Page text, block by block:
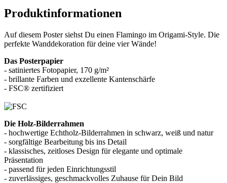
Produktinformationen
Auf diesem Poster siehst Du einen Flamingo im Origami-Style. Die
perfekte Wanddekoration für deine vier Wände!
Das Posterpapier
- satiniertes Fotopapier, 170 g/m²
- brillante Farben und exzellente Kantenschärfe
- FSC® zertifiziert
Die Holz-Bilderrahmen
- hochwertige Echtholz-Bilderrahmen in schwarz, weiß und natur
- sorgfältige Bearbeitung bis ins Detail
- klassisches, zeitloses Design für elegante und optimale
Präsentation
- passend für jeden Einrichtungsstil
- zuverlässiges, geschmackvolles Zuhause für Dein Bild